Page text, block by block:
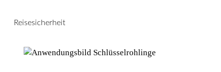
Reisesicherheit